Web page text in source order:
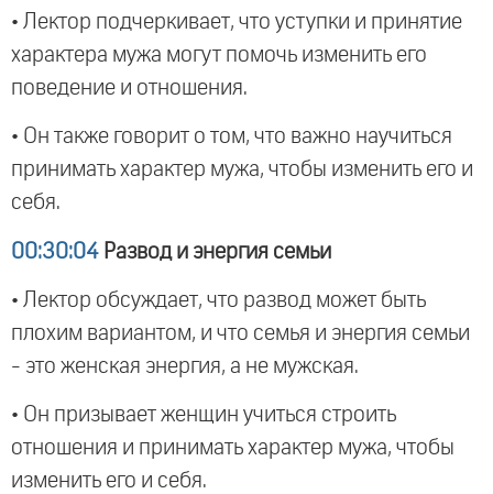
• Лектор подчеркивает, что уступки и принятие
характера мужа могут помочь изменить его
поведение и отношения.
• Он также говорит о том, что важно научиться
принимать характер мужа, чтобы изменить его и
себя.
00:30:04 Развод и энергия семьи
• Лектор обсуждает, что развод может быть
плохим вариантом, и что семья и энергия семьи
- это женская энергия, а не мужская.
• Он призывает женщин учиться строить
отношения и принимать характер мужа, чтобы
изменить его и себя.